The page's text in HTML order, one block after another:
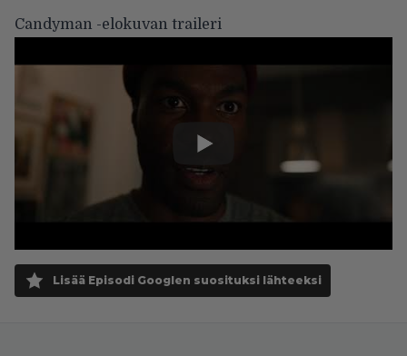
Candyman -elokuvan traileri
Lisää Episodi Googlen suosituksi lähteeksi